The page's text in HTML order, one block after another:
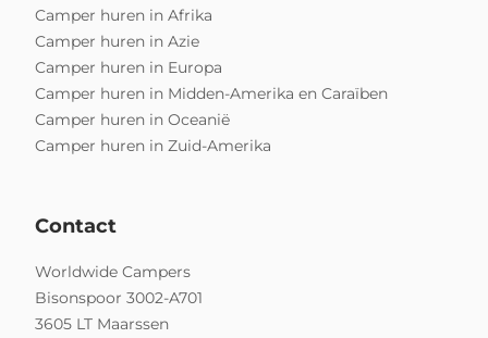
Camper huren in Afrika
Camper huren in Azie
Camper huren in Europa
Camper huren in Midden-Amerika en Caraïben
Camper huren in Oceanië
Camper huren in Zuid-Amerika
Contact
Worldwide Campers
Bisonspoor 3002-A701
3605 LT Maarssen